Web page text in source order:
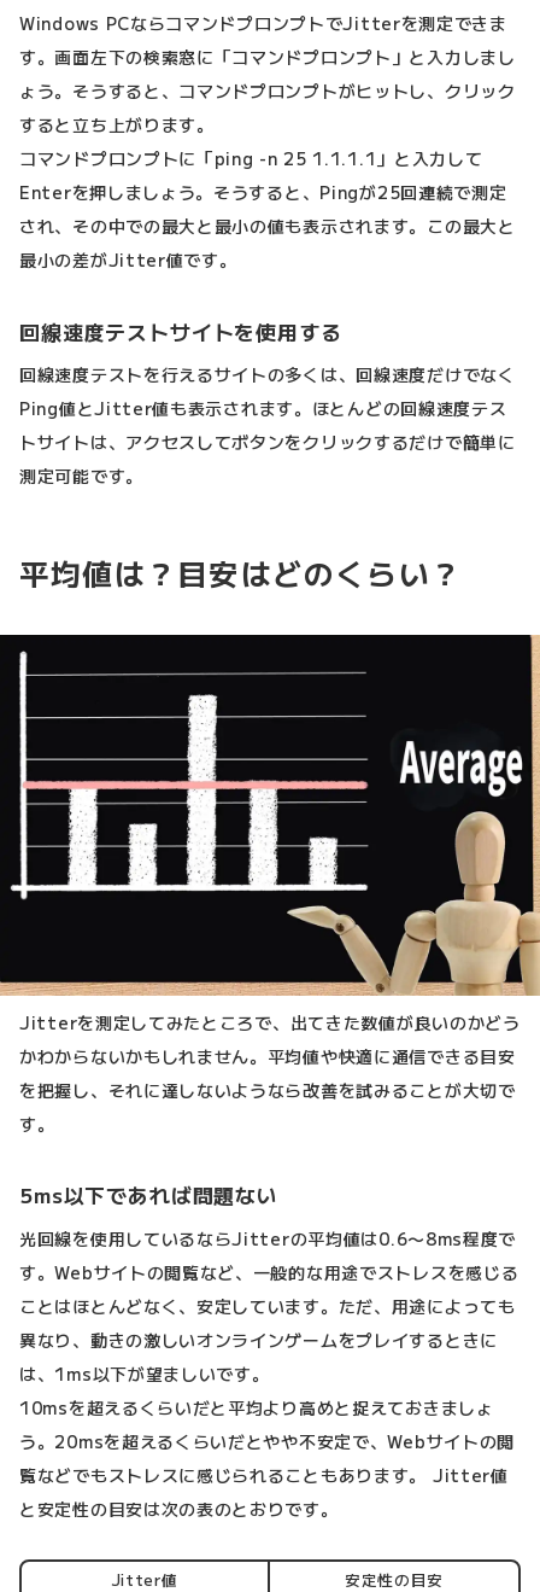
Windows PCならコマンドプロンプトでJitterを測定できま
す。画面左下の検索窓に「コマンドプロンプト」と入力しまし
ょう。そうすると、コマンドプロンプトがヒットし、クリック
すると立ち上がります。
コマンドプロンプトに「ping -n 25 1.1.1.1」と入力して
Enterを押しましょう。そうすると、Pingが25回連続で測定
され、その中での最大と最小の値も表示されます。この最大と
最小の差がJitter値です。
回線速度テストサイトを使用する
回線速度テストを行えるサイトの多くは、回線速度だけでなく
Ping値とJitter値も表示されます。ほとんどの回線速度テス
トサイトは、アクセスしてボタンをクリックするだけで簡単に
測定可能です。
平均値は？目安はどのくらい？
Jitterを測定してみたところで、出てきた数値が良いのかどう
かわからないかもしれません。平均値や快適に通信できる目安
を把握し、それに達しないようなら改善を試みることが大切で
す。
5ms以下であれば問題ない
光回線を使用しているならJitterの平均値は0.6〜8ms程度で
す。Webサイトの閲覧など、一般的な用途でストレスを感じる
ことはほとんどなく、安定しています。ただ、用途によっても
異なり、動きの激しいオンラインゲームをプレイするときに
は、1ms以下が望ましいです。
10msを超えるくらいだと平均より高めと捉えておきましょ
う。20msを超えるくらいだとやや不安定で、Webサイトの閲
覧などでもストレスに感じられることもあります。 Jitter値
と安定性の目安は次の表のとおりです。
Jitter値
安定性の目安